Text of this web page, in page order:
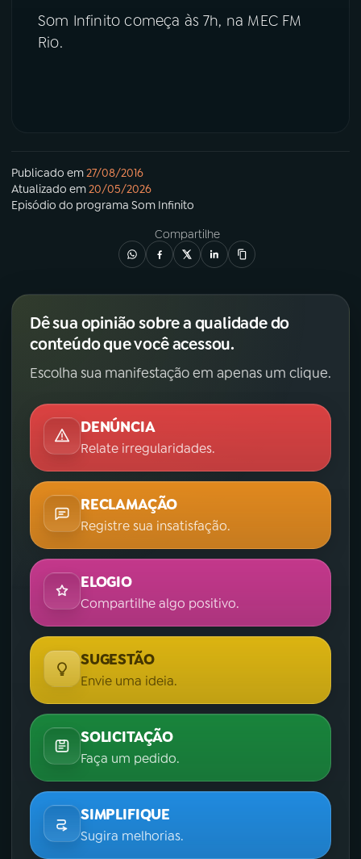
08
Instagram
TikTok
Som Infinito começa às 7h, na MEC FM
Rio.
Publicado em27/08/2016
Atualizado em20/05/2026
Episódio do programa Som Infinito
Compartilhe
Dê sua opinião sobre a qualidade do
conteúdo que você acessou.
Escolha sua manifestação em apenas um clique.
DENÚNCIA
Relate irregularidades.
RECLAMAÇÃO
Registre sua insatisfação.
ELOGIO
Compartilhe algo positivo.
SUGESTÃO
Envie uma ideia.
SOLICITAÇÃO
Faça um pedido.
SIMPLIFIQUE
Sugira melhorias.